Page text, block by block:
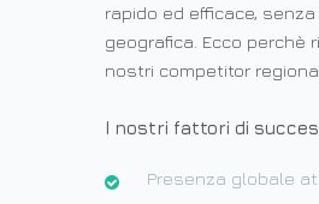
rapido ed efficace,
geografica. Ecco perchè
nostri competitor
I nostri fattori di
Presenza globale